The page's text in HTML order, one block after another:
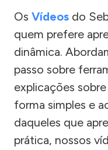
Os Vídeos do
quem prefere
dinâmica.
passo sobre
explicações
forma simples e
daqueles que
prática, nossos